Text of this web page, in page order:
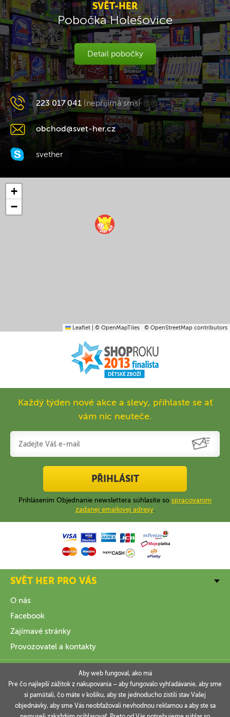
SVĚT-HER
Pobočka Holešovice
Detail pobočky
223 017 041 (nepřijímá sms)
obchod@svet-her.cz
svether
+
−
Leaflet © OpenMapTiles © OpenStreetMap contributors
Každý týden nové akce a slevy, přihlaste se ať
vám nic neuteče.
PŘIHLÁSIT
Prihlásením Objednanie newslettera súhlasíte so spracovaním
zadanej emailovej adresy.
SVĚT HER PRO VÁS
O nás
Facebook
Zajímavé stránky
Provozovatel a kontakty
INFORMACE
Aby web fungoval, ako má
Pre čo najlepší zážitok z nakupovania – aby fungovalo vyhľadávanie, aby sme
si pamätali, čo máte v košíku, aby ste jednoducho zistili stav Vašej
objednávky, aby sme Vás neobťažovali nevhodnou reklamou a aby ste sa